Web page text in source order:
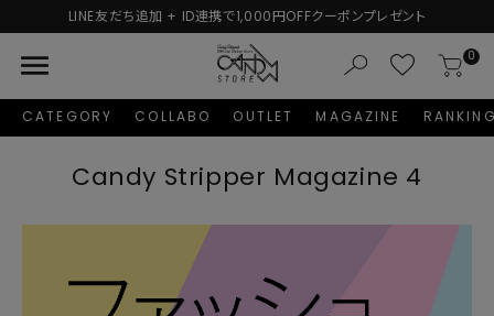
LINE友だち追加 + ID連携で1,000円OFFクーポンプレゼント
menu 0
CATEGORY COLLABO OUTLET MAGAZINE
Candy Stripper Magazine 4